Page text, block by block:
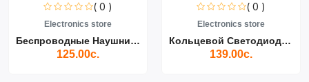
( 0 )
Electronics store
Беспроводные Наушники Air...
125.00с.
( 0 )
Electronics store
Кольцевой Светодиодный Св...
139.00с.